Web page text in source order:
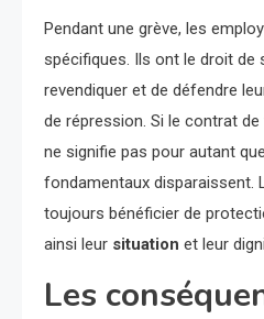
Pendant une grève, les
spécifiques. Ils ont le droit de
revendiquer et de défendre
de répression. Si le contrat
ne signifie pas pour autant
fondamentaux disparaissent.
toujours bénéficier de
ainsi leur situation et leur
Les